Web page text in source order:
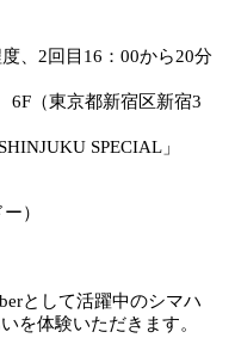
、2回目16：00から20分
（東京都新宿区新宿3
SPECIAL」
）
として活躍中のシマハ
を体験いただきます。